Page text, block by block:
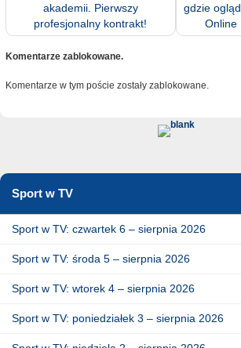
akademii. Pierwszy
profesjonalny kontrakt!
gdzie
Online
Komentarze zablokowane.
Komentarze w tym poście zostały zablokowane.
Sport w TV
Sport w TV: czwartek 6 – sierpnia 2026
Sport w TV: środa 5 – sierpnia 2026
Sport w TV: wtorek 4 – sierpnia 2026
Sport w TV: poniedziałek 3 – sierpnia 2026